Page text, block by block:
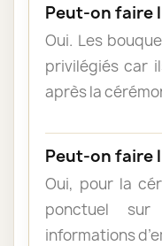
Peut-on faire
Oui. Les
privilégiés car
après la
Peut-on faire
Oui, pour la
ponctuel
informations